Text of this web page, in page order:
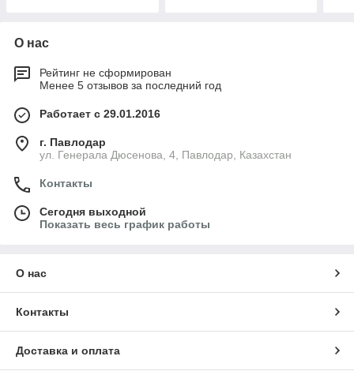
О нас
Рейтинг не сформирован
Менее 5 отзывов за последний год
Работает с 29.01.2016
г. Павлодар
ул. Генерала Дюсенова, 4, Павлодар, Казахстан
Контакты
Сегодня выходной
Показать весь график работы
О нас
Контакты
Доставка и оплата